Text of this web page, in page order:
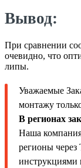
Вывод:
При сравнении
очевидно, что
липы.
Уважаемые
монтажу
В регионах
Наша компания
регионы
инструкциями